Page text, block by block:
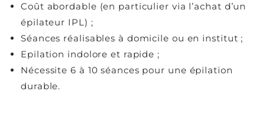
Coût abordable (en particulier via l’achat d’un
épilateur IPL) ;
Séances réalisables à domicile ou en institut ;
Epilation indolore et rapide ;
Nécessite 6 à 10 séances pour une épilation
durable.